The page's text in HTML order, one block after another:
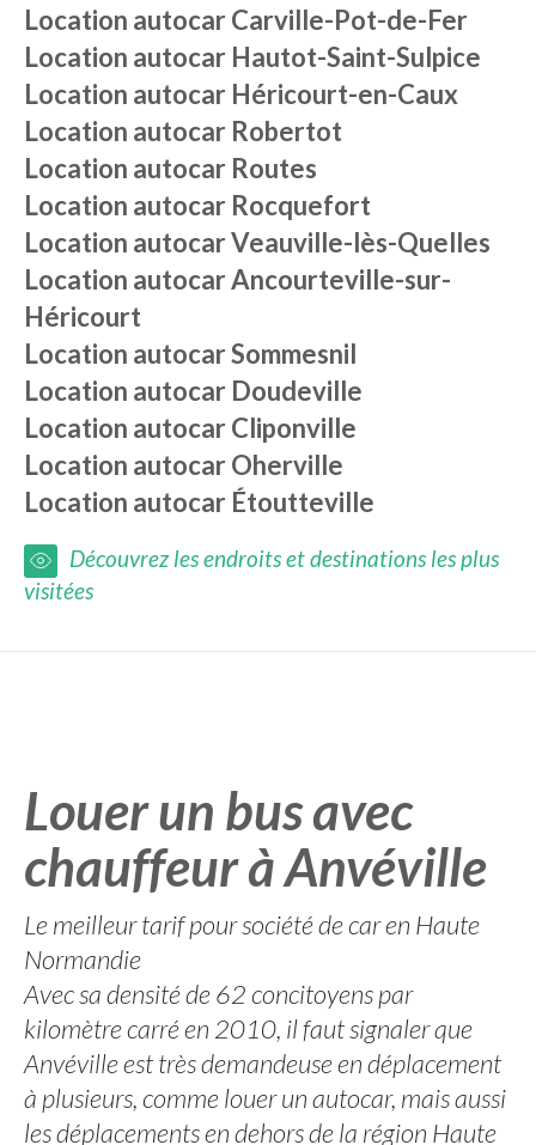
Location autocarCarville-Pot-de-Fer
Location autocar Hautot-Saint-Sulpice
Location autocar Héricourt-en-Caux
Location autocar Robertot
Location autocar Routes
Location autocar Rocquefort
Location autocarVeauville-lès-Quelles
Location autocarAncourteville-sur-
Héricourt
Location autocarSommesnil
Location autocar Doudeville
Location autocarCliponville
Location autocarOherville
Location autocar Étoutteville
Découvrez les endroits et destinations les plus
visitées
Louer un bus avec
chauffeur à Anvéville
Le meilleur tarif pour société de car en Haute
Normandie
Avec sa densité de 62 concitoyens par
kilomètre carré en 2010, il faut signaler que
Anvéville est très demandeuse en déplacement
à plusieurs, comme louer un autocar, mais aussi
les déplacements en dehors de la région Haute